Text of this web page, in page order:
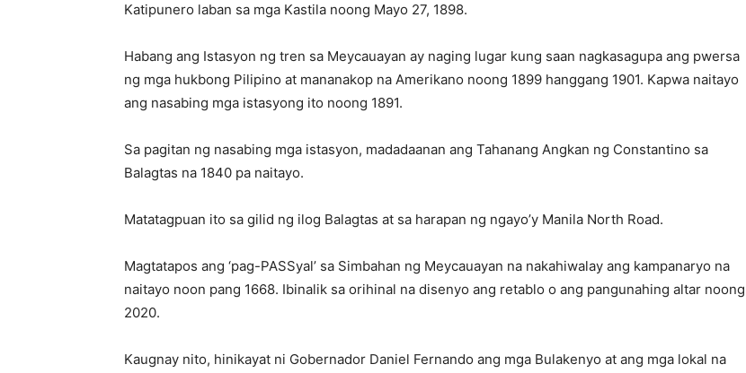
Katipunero laban sa mga Kastila noong Mayo 27, 1898.
Habang ang Istasyon ng tren sa Meycauayan ay naging lugar kung saan nagkasagupa ang pwersa
ng mga hukbong Pilipino at mananakop na Amerikano noong 1899 hanggang 1901. Kapwa naitayo
ang nasabing mga istasyong ito noong 1891.
Sa pagitan ng nasabing mga istasyon, madadaanan ang Tahanang Angkan ng Constantino sa
Balagtas na 1840 pa naitayo.
Matatagpuan ito sa gilid ng ilog Balagtas at sa harapan ng ngayo’y Manila North Road.
Magtatapos ang ‘pag-PASSyal’ sa Simbahan ng Meycauayan na nakahiwalay ang kampanaryo na
naitayo noon pang 1668. Ibinalik sa orihinal na disenyo ang retablo o ang pangunahing altar noong
2020.
Kaugnay nito, hinikayat ni Gobernador Daniel Fernando ang mga Bulakenyo at ang mga lokal na